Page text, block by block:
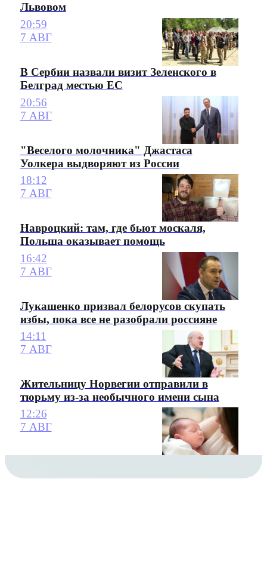
Львовом
20:59
7 АВГ
В Сербии назвали визит Зеленского в
Белград местью ЕС
20:56
7 АВГ
"Веселого молочника" Джастаса
Уолкера выдворяют из России
18:12
7 АВГ
Навроцкий: там, где бьют москаля,
Польша оказывает помощь
16:42
7 АВГ
Лукашенко призвал белорусов скупать
избы, пока все не разобрали россияне
14:11
7 АВГ
Жительницу Норвегии отправили в
тюрьму из-за необычного имени сына
12:26
7 АВГ